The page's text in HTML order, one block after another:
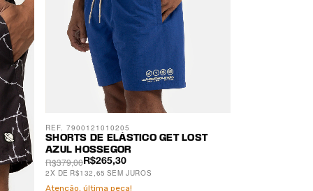
SHORTS DE ELÁSTICO GET LOST
AZUL HOSSEGOR
R$265,30
R$379,00
2X DE R$132,65 SEM JUROS
REF. 7900121010205
Atenção, última peça!